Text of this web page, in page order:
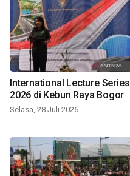
International Lecture Series
2026 di Kebun Raya Bogor
Selasa, 28 Juli 2026